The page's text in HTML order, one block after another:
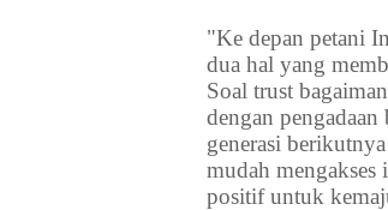
"Ke depan petani
dua hal yang
Soal trust
dengan
generasi
mudah
positif untuk